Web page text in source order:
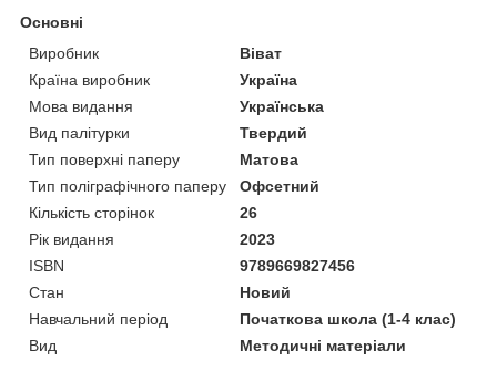
Основні
Виробник
Віват
Країна виробник
Україна
Мова видання
Українська
Вид палітурки
Твердий
Тип поверхні паперу
Матова
Тип поліграфічного паперу
Офсетний
Кількість сторінок
26
Рік видання
2023
ISBN
9789669827456
Стан
Новий
Навчальний період
Початкова школа (1-4 клас)
Вид
Методичні матеріали